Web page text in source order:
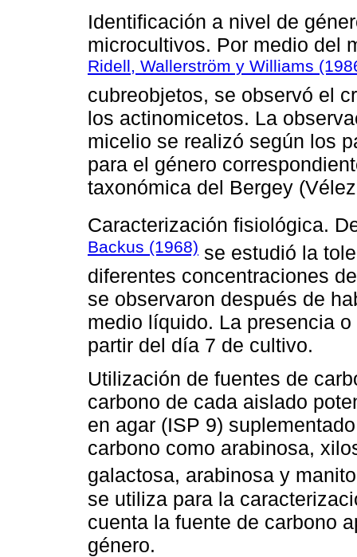
Identificación a nivel de
microcultivos. Por medio del
Ridell, Wallerström y Williams
cubreobjetos, se observó el
los actinomicetos. La
micelio se realizó según los
para el género
taxonómica del Bergey
Caracterización fisiológica.
Backus (1968) se estudió la
diferentes concentraciones
se observaron después de
medio líquido. La presencia
partir del día 7 de cultivo.
Utilización de fuentes de
carbono de cada aislado
en agar (ISP 9)
carbono como arabinosa,
galactosa, arabinosa y
se utiliza para la
cuenta la fuente de carbono
género.